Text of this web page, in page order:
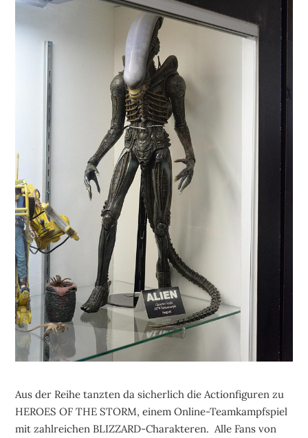
Aus der Reihe tanzten da sicherlich die Actionfiguren zu
HEROES OF THE STORM, einem Online-Teamkampfspiel
mit zahlreichen BLIZZARD-Charakteren. Alle Fans von